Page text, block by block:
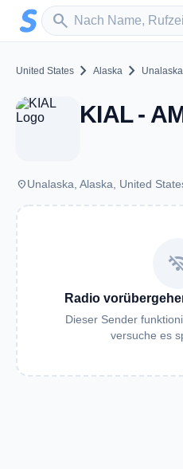
Zum Hauptinhalt springen
search
Sender suchen
United States chevron_right Alaska chevron_right Unalaska
placeUnalaska, Alaska, United
Radio
Dieser Sender
versuche es